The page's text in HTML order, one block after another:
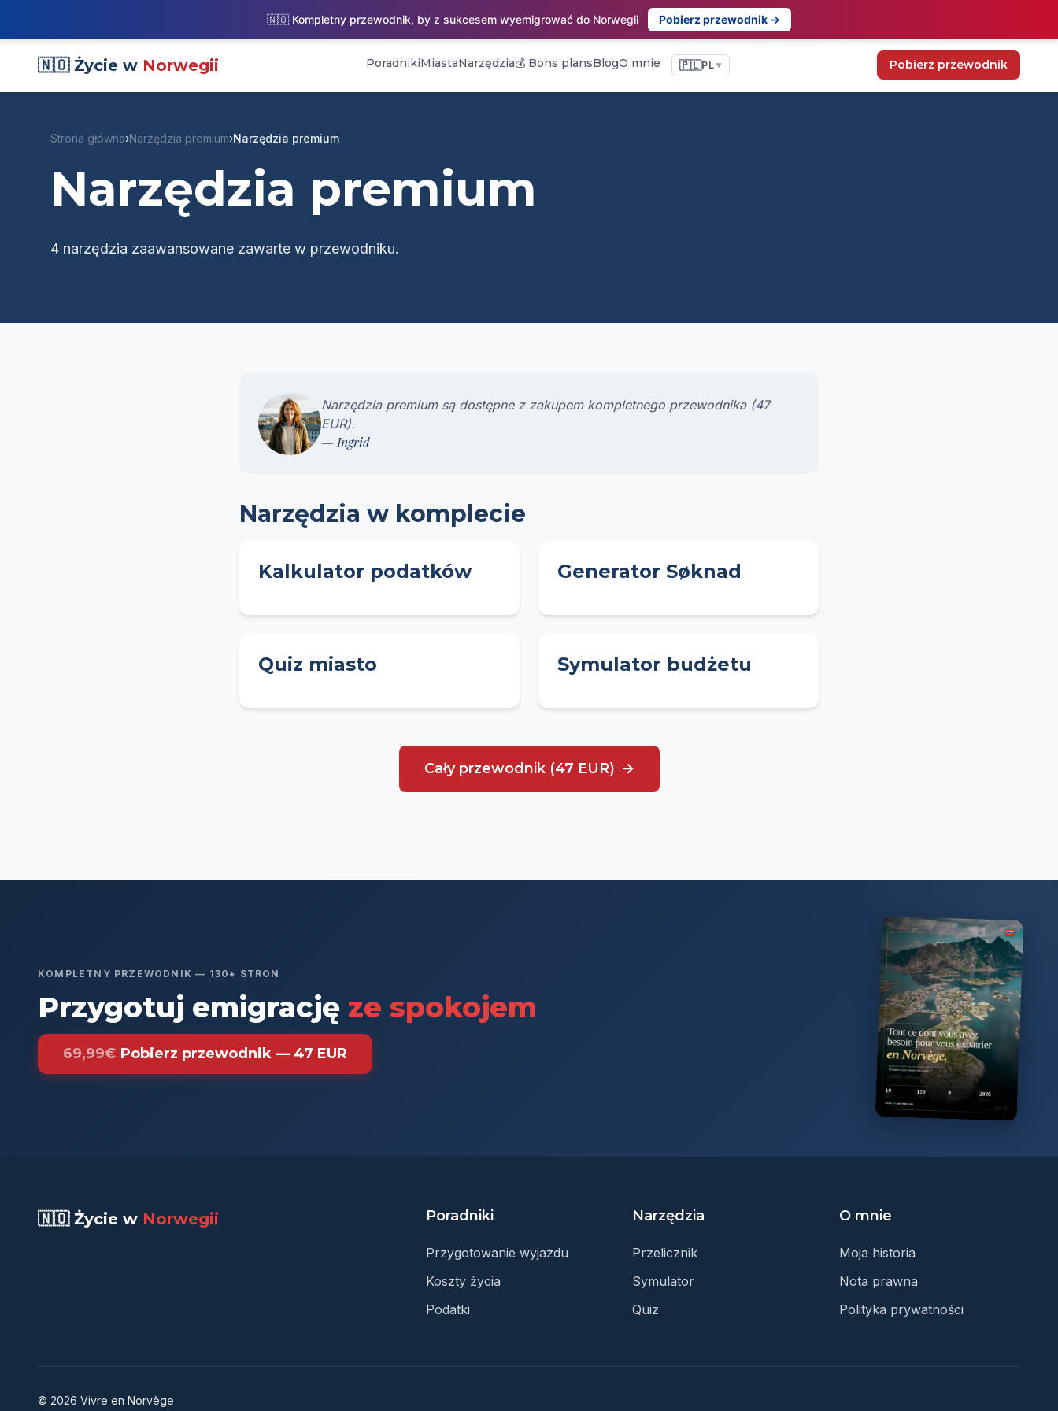
🇳🇴 Kompletny przewodnik, by z sukcesem wyemigrować do Norwegii Pobierz przewodnik →
🇳🇴 Życie w Norwegii PoradnikiMiastaNarzędzia💰 Bons plansBlogO mnie 🇵🇱PL ▼ Pobierz przewodnik
Strona główna›Narzędzia premium›Narzędzia premium
Narzędzia premium
4 narzędzia zaawansowane zawarte w przewodniku.
Narzędzia premium są dostępne z zakupem kompletnego przewodnika (47
EUR).
— Ingrid
Narzędzia w komplecie
Kalkulator podatków Generator Søknad
Quiz miasto Symulator budżetu
Cały przewodnik (47 EUR)
KOMPLETNY PRZEWODNIK — 130+ STRON
Przygotuj emigrację ze spokojem
69,99€ Pobierz przewodnik — 47 EUR
🇳🇴 Życie w Norwegii Poradniki
Przygotowanie wyjazdu
Koszty życia
Podatki
Narzędzia
Przelicznik
Symulator
Quiz
O mnie
Moja historia
Nota prawna
Polityka prywatności
© 2026 Vivre en Norvège